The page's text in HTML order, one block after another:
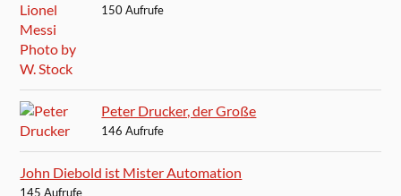
150 Aufrufe
Peter Drucker, der Große
146 Aufrufe
John Diebold ist Mister Automation
145 Aufrufe